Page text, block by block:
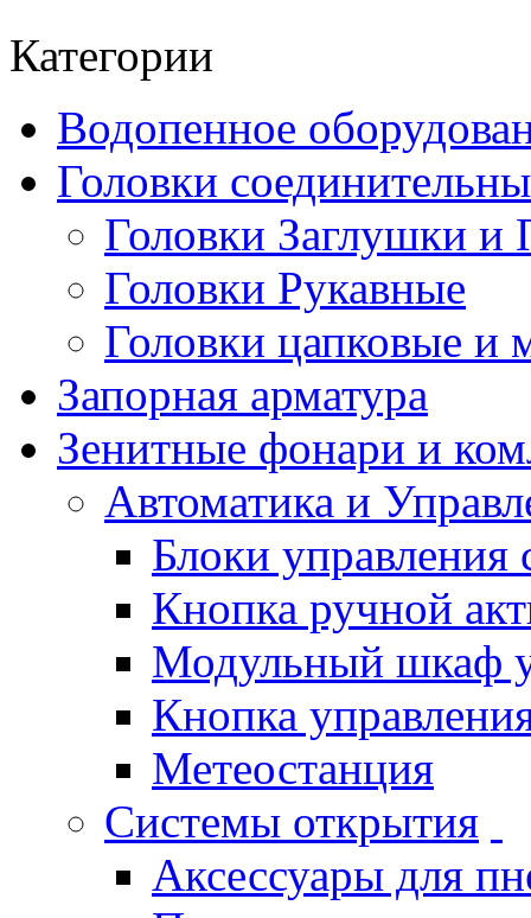
Категории
Водопенное
Головки
Головки Заглушки и
Головки Рукавные
Головки цапковые и
Запорная арматура
Зенитные фонари и
Автоматика и
Блоки
Кнопка ручной
Модульный шкаф
Кнопка
Метеостанция
Системы открытия
Аксессуары для